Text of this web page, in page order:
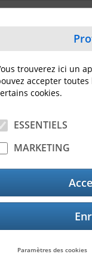
FRA
Deutsch
Lite 2016 R4
Deutsch (faltbar)
English
driver manual
trouverez ici un
accepter
cookies.
ESSENTIELS
MARKETING
Paramètres des cookies